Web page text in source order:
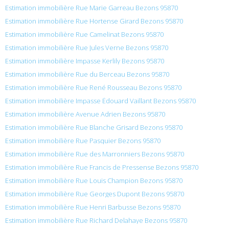
Estimation immobilière Rue Marie Garreau Bezons 95870
Estimation immobilière Rue Hortense Girard Bezons 95870
Estimation immobilière Rue Camelinat Bezons 95870
Estimation immobilière Rue Jules Verne Bezons 95870
Estimation immobilière Impasse Kerlily Bezons 95870
Estimation immobilière Rue du Berceau Bezons 95870
Estimation immobilière Rue René Rousseau Bezons 95870
Estimation immobilière Impasse Édouard Vaillant Bezons 95870
Estimation immobilière Avenue Adrien Bezons 95870
Estimation immobilière Rue Blanche Grisard Bezons 95870
Estimation immobilière Rue Pasquier Bezons 95870
Estimation immobilière Rue des Marronniers Bezons 95870
Estimation immobilière Rue Francis de Pressense Bezons 95870
Estimation immobilière Rue Louis Champion Bezons 95870
Estimation immobilière Rue Georges Dupont Bezons 95870
Estimation immobilière Rue Henri Barbusse Bezons 95870
Estimation immobilière Rue Richard Delahaye Bezons 95870